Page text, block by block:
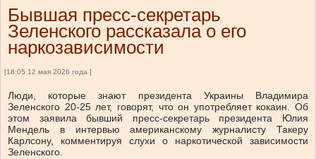
Бывшая пресс-секретарь
Зеленского рассказала о его
наркозависимости
[18:05 12 мая 2026 года ]
Люди, которые знают президента Украины Владимира
Зеленского 20-25 лет, говорят, что он употребляет кокаин. Об
этом заявила бывший пресс-секретарь президента Юлия
Мендель в интервью американскому журналисту Такеру
Карлсону, комментируя слухи о наркотической зависимости
Зеленского.